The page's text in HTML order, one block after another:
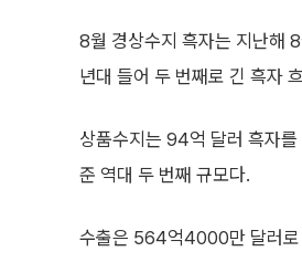
8월 경상수지 흑자는 지난해
년대 들어 두 번째로 긴 흑자
상품수지는 94억 달러 흑자
준 역대 두 번째 규모다.
수출은 564억4000만 달러로